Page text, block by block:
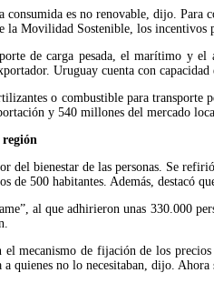
es no renovable, dijo.
la Movilidad Sostenible, los
de carga pesada, el marítimo y
Uruguay cuenta con
o combustible para
y 540 millones del mercado
del bienestar de las personas. Se
de 500 habitantes. Además, destacó
al que adhirieron unas 330.000
el mecanismo de fijación de los
quienes no lo necesitaban, dijo.